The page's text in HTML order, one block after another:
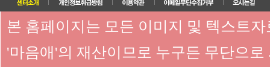
본 홈페이지는 모든 이미지 및 텍스트
'마음애'의 재산이므로 누구든 무단으